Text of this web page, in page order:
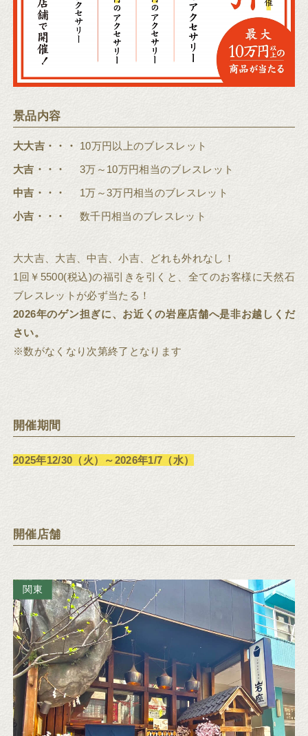
景品内容
大大吉・・・
10万円以上のブレスレット
大吉・・・
3万～10万円相当のブレスレット
中吉・・・
1万～3万円相当のブレスレット
小吉・・・
数千円相当のブレスレット
大大吉、大吉、中吉、小吉、どれも外れなし！
1回￥5500(税込)の福引きを引くと、全てのお客様に天然石
ブレスレットが必ず当たる！
2026年のゲン担ぎに、お近くの岩座店舗へ是非お越しくだ
さい。
※数がなくなり次第終了となります
開催期間
2025年12/30（火）～2026年1/7（水）
開催店舗
関東